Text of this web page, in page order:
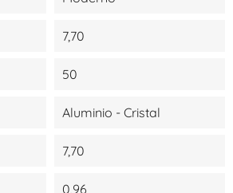
7,70
50
Aluminio - Cristal
7,70
0,96